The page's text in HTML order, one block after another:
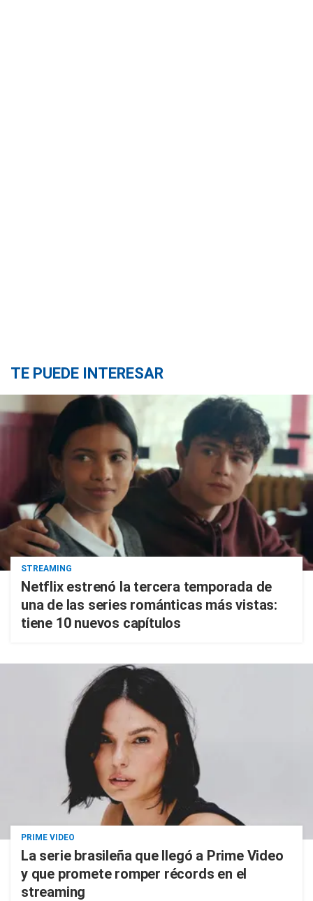
TE PUEDE INTERESAR
STREAMING
Netflix estrenó la tercera temporada de
una de las series románticas más vistas:
tiene 10 nuevos capítulos
PRIME VIDEO
La serie brasileña que llegó a Prime Video
y que promete romper récords en el
streaming